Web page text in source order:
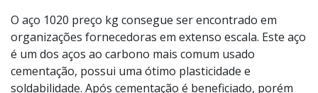
O aço 1020 preço kg consegue ser encontrado em
organizações fornecedoras em extenso escala. Este aço
é um dos aços ao carbono mais comum usado
cementação, possui uma ótimo plasticidade e
soldabilidade. Após cementação é beneficiado, porém